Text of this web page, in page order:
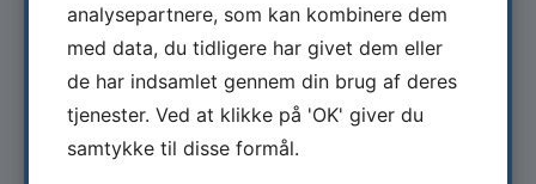
Type:
Erhvervsprojekt
Tema:
analysepartnere, som kan kombinere dem
med data, du tidligere har givet dem eller
de har indsamlet gennem din brug af deres
tjenester. Ved at klikke på 'OK' giver du
samtykke til disse formål.